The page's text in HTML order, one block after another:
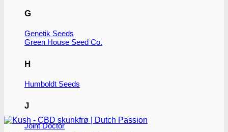
G
Genetik Seeds
Green House Seed Co.
H
Humboldt Seeds
J
Joint Doctor